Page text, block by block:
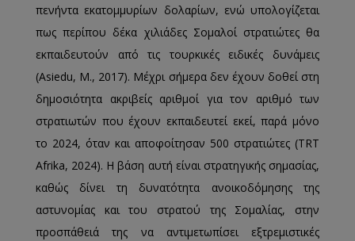
πενήντα εκατομμυρίων δολαρίων, ενώ υπολογίζεται
πως περίπου δέκα χιλιάδες Σομαλοί στρατιώτες θα
εκπαιδευτούν από τις τουρκικές ειδικές δυνάμεις
(Asiedu, M., 2017). Μέχρι σήμερα δεν έχουν δοθεί στη
δημοσιότητα ακριβείς αριθμοί για τον αριθμό των
στρατιωτών που έχουν εκπαιδευτεί εκεί, παρά μόνο
το 2024, όταν και αποφοίτησαν 500 στρατιώτες (TRT
Afrika, 2024). Η βάση αυτή είναι στρατηγικής σημασίας,
καθώς δίνει τη δυνατότητα ανοικοδόμησης της
αστυνομίας και του στρατού της Σομαλίας, στην
προσπάθειά της να αντιμετωπίσει εξτρεμιστικές